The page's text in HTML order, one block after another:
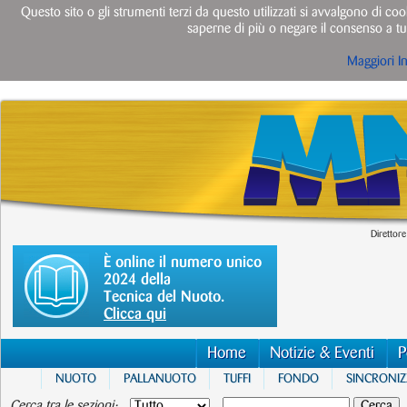
È online il numero unico
2024 della
Tecnica del Nuoto.
Clicca qui
Home Notizie & Eventi
NUOTO PALLANUOTO TUFFI FONDO
Questo sito o gli strumenti terzi da questo utilizzati si avvalgono di
saperne di più o negare il consenso a
Maggiori